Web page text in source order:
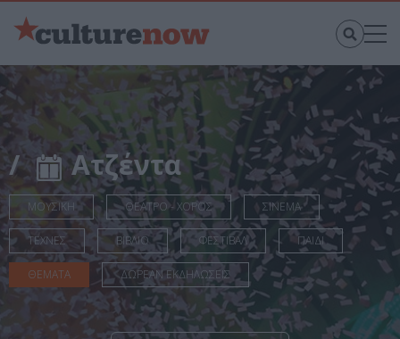
/ Ατζέντα
ΜΟΥΣΙΚΗ ΘΕΑΤΡΟ - ΧΟΡΟΣ ΣΙΝΕΜΑ
ΤΕΧΝΕΣ ΒΙΒΛΙΟ ΦΕΣΤΙΒΑΛ ΠΑΙΔΙ
ΘΕΜΑΤΑ ΔΩΡΕΑΝ ΕΚΔΗΛΩΣΕΙΣ